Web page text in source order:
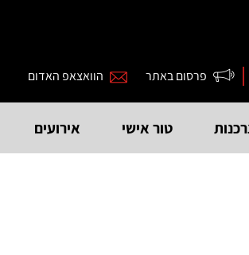
פרסום באתר הוואצאפ האדום
טור אישי אירועים